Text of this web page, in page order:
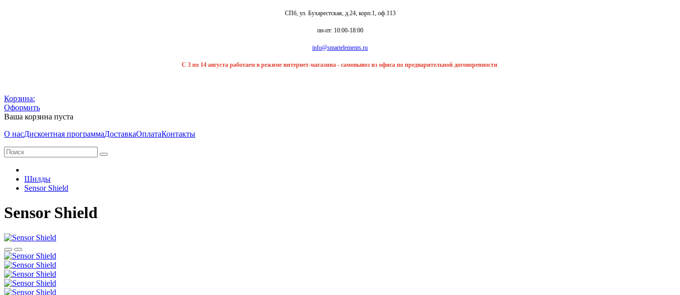
СПб, ул. Бухарестская, д.24, корп.1, оф.113
пн-пт: 10:00-18:00
info@smartelements.ru
С 3 по 14 августа работаем в режиме интернет-магазина - самовывоз из офиса по предварительной договоренности
Корзина:
Оформить
Ваша корзина пуста
О насДисконтная программаДоставкаОплатаКонтакты
Шилды
Sensor Shield
Sensor Shield